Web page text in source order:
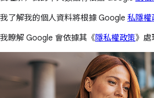
我了解我的個人資料將根據 Google 私隱權
我瞭解 Google 會依據其《隱私權政策》處